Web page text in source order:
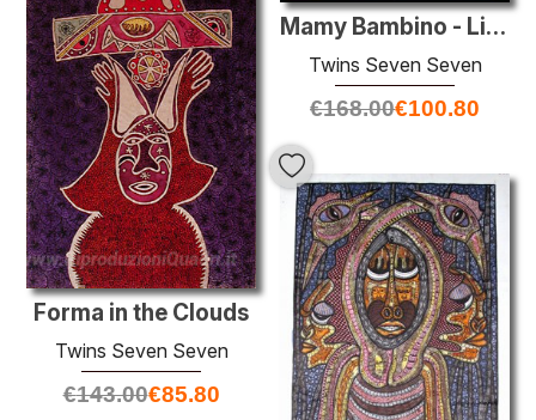
Mamy Bambino - Life Village
Twins Seven Seven
€168.00€100.80
Forma in the Clouds
Twins Seven Seven
€143.00€85.80